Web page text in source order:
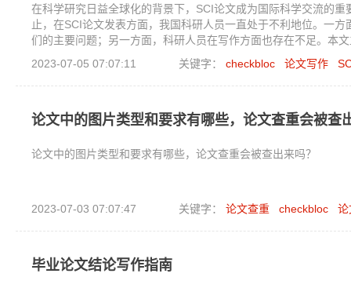
在科学研究日益全球化的背景下，SCI论文成为国际科学交流的
止，在SCI论文发表方面，我国科研人员一直处于不利地位。一
们的主要问题；另一方面，科研人员在写作方面也存在不足。本
2023-07-05 07:07:11
关键字： checkbloc 论文写作
论文中的图片类型和要求有哪些，论文查重会被查
论文中的图片类型和要求有哪些，论文查重会被查出来吗？
2023-07-03 07:07:47 关键字： 论文查重 checkbloc 论
毕业论文结论写作指南